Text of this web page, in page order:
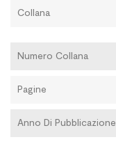
Collana
Numero Collana
Pagine
Anno Di Pubblicazione